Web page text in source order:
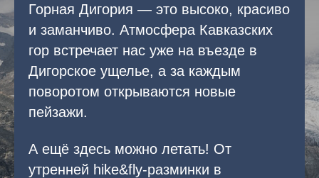
Горная Дигория — это высоко, красиво
и заманчиво. Атмосфера Кавказских
гор встречает нас уже на въезде в
Дигорское ущелье, а за каждым
поворотом открываются новые
пейзажи.
А ещё здесь можно летать! От
утренней hike&fly-разминки в